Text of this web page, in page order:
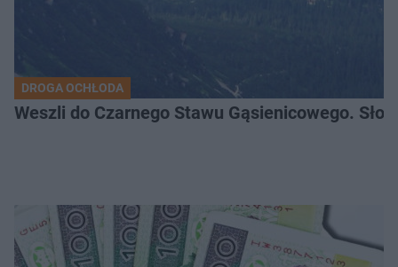
DROGA OCHŁODA
Weszli do Czarnego Stawu Gąsienicowego.